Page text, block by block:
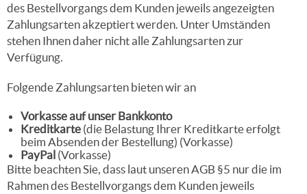
des Bestellvorgangs dem Kunden jeweils angezeigten
Zahlungsarten akzeptiert werden. Unter Umständen
stehen Ihnen daher nicht alle Zahlungsarten zur
Verfügung.
Folgende Zahlungsarten bieten wir an
Vorkasse auf unser Bankkonto
Kreditkarte (die Belastung Ihrer Kreditkarte erfolgt
beim Absenden der Bestellung) (Vorkasse)
PayPal (Vorkasse)
Bitte beachten Sie, dass laut unseren AGB §5 nur die im
Rahmen des Bestellvorgangs dem Kunden jeweils